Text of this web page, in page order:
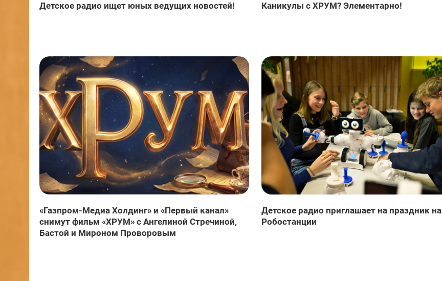
Детское радио ищет юных ведущих новостей! Каникулы с ХРУМ? Элементарно!
«Газпром-Медиа Холдинг» и «Первый канал»
снимут фильм «ХРУМ» с Ангелиной Стречиной,
Бастой и Мироном Проворовым
Детское радио приглашает на праздник на
Робостанции